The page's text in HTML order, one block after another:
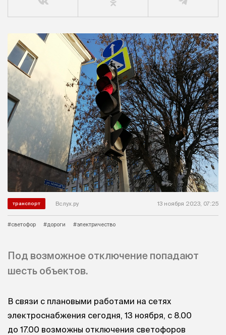
транспорт Вслух.ру 13 ноября 2023, 07:25
#светофор #дороги #электричество
Под возможное отключение попадают
шесть объектов.
В связи с плановыми работами на сетях
электроснабжения сегодня, 13 ноября, с 8.00
до 17.00 возможны отключения светофоров